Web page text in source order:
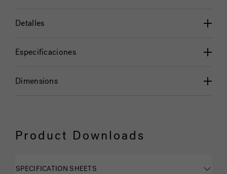
Detalles
Especificaciones
Dimensions
Product Downloads
SPECIFICATION SHEETS